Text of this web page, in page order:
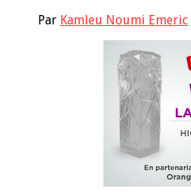
Par Kamleu Noumi Emeric